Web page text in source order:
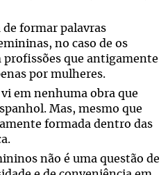
de formar palavras
no caso de os
profissões que antigamente
por mulheres.
em nenhuma obra que
Mas, mesmo que
formada dentro das
não é uma questão de